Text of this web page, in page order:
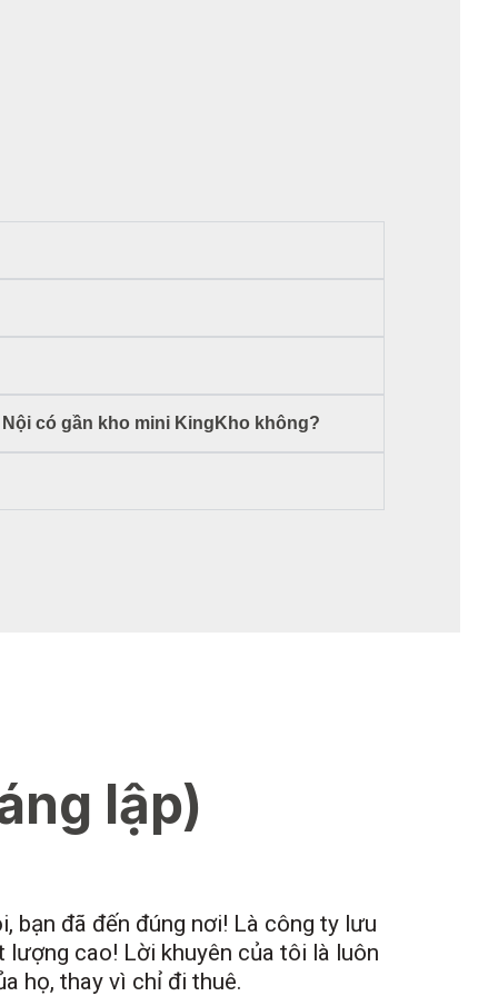
có gần kho mini KingKho không?
lập)
bạn đã đến đúng nơi! Là công ty lưu
cao! Lời khuyên của tôi là luôn
họ, thay vì chỉ đi thuê.